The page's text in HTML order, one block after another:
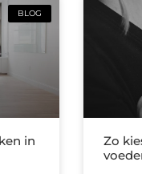
BLOG
in
Zo